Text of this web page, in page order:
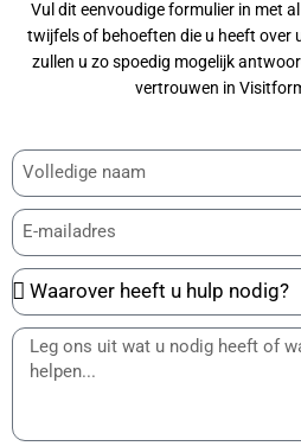
Vul dit eenvoudige formulier in met
twijfels of behoeften die u heeft over
zullen u zo spoedig mogelijk
vertrouwen in